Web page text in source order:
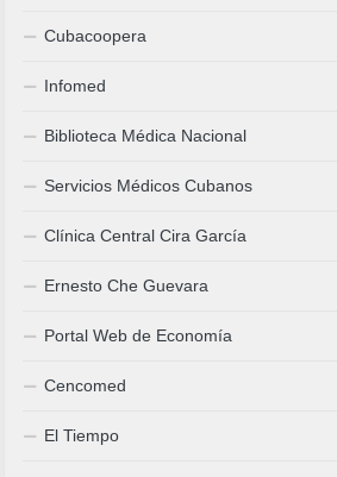
Cubacoopera
Infomed
Biblioteca Médica Nacional
Servicios Médicos Cubanos
Clínica Central Cira García
Ernesto Che Guevara
Portal Web de Economía
Cencomed
El Tiempo